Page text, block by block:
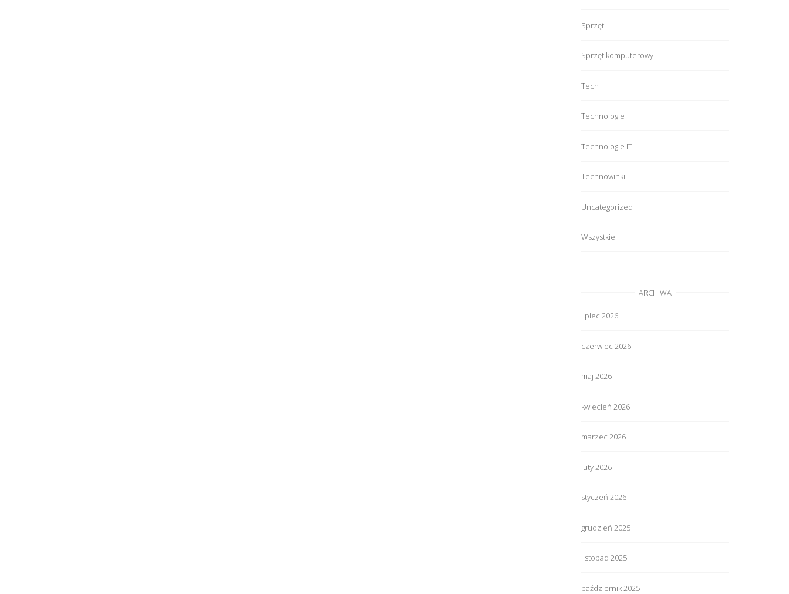
Sprzęt
Sprzęt komputerowy
Tech
Technologie
Technologie IT
Technowinki
Uncategorized
Wszystkie
ARCHIWA
lipiec 2026
czerwiec 2026
maj 2026
kwiecień 2026
marzec 2026
luty 2026
styczeń 2026
grudzień 2025
listopad 2025
październik 2025